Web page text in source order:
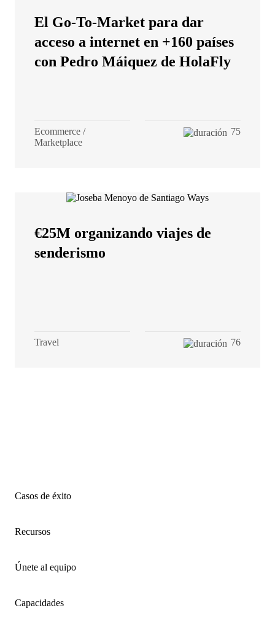
El Go-To-Market para dar
acceso a internet en +160 países
con Pedro Máiquez de HolaFly
Ecommerce /
Marketplace
75
€25M organizando viajes de
senderismo
Travel 76
Casos de éxito
Recursos
Únete al equipo
Capacidades